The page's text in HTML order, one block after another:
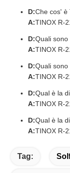
D:Che cos' è
A:TINOX R-
D:Quali
A:TINOX R-
D:Quali sono
A:TINOX R-
D:Qual è la
A:TINOX R-
D:Qual è la
A:TINOX R-
Tag: